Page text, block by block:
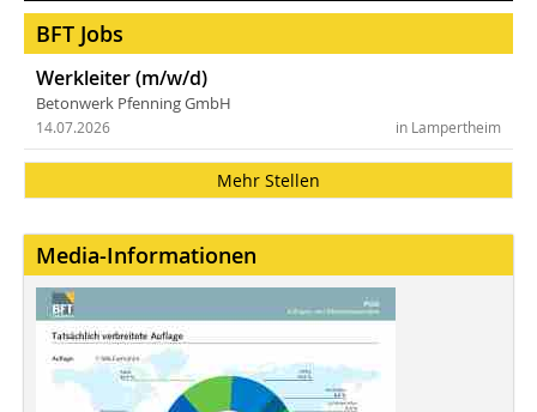
BFT Jobs
Werkleiter (m/w/d)
Betonwerk Pfenning GmbH
in Lampertheim
14.07.2026
Mehr Stellen
Media-Informationen